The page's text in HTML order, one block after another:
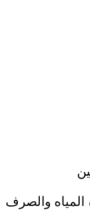
المياه والصرف